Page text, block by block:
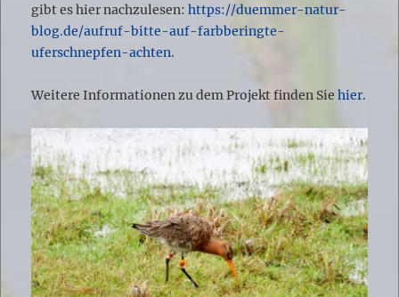
gibt es hier nachzulesen:https://duemmer-natur-
blog.de/aufruf-bitte-auf-farbberingte-
uferschnepfen-achten.
Weitere Informationen zu dem Projekt finden Siehier.